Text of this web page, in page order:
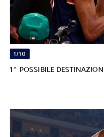
1/10
1^ POSSIBILE